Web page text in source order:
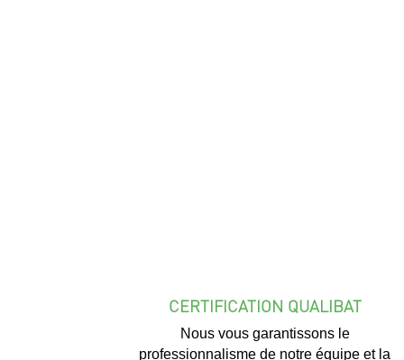
CERTIFICATION QUALIBAT
Nous vous garantissons le
professionnalisme de notre équipe et la